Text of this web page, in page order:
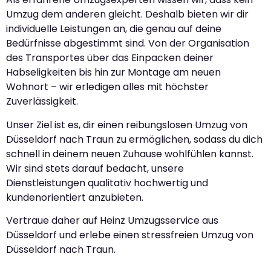
Umzug dem anderen gleicht. Deshalb bieten wir dir
individuelle Leistungen an, die genau auf deine
Bedürfnisse abgestimmt sind. Von der Organisation
des Transportes über das Einpacken deiner
Habseligkeiten bis hin zur Montage am neuen
Wohnort – wir erledigen alles mit höchster
Zuverlässigkeit.
Unser Ziel ist es, dir einen reibungslosen Umzug von
Düsseldorf nach Traun zu ermöglichen, sodass du dich
schnell in deinem neuen Zuhause wohlfühlen kannst.
Wir sind stets darauf bedacht, unsere
Dienstleistungen qualitativ hochwertig und
kundenorientiert anzubieten.
Vertraue daher auf Heinz Umzugsservice aus
Düsseldorf und erlebe einen stressfreien Umzug von
Düsseldorf nach Traun.